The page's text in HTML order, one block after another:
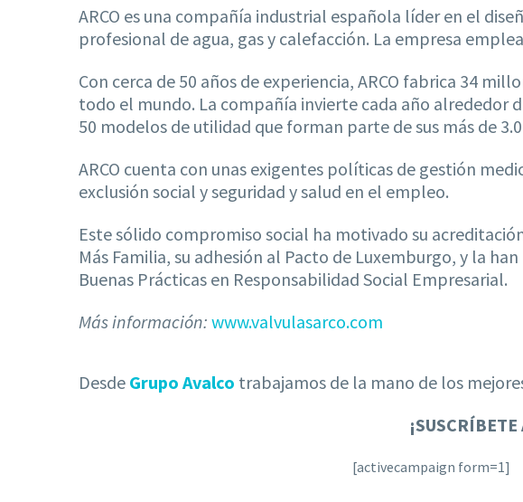
ARCO es una compañía industrial española líder en el
profesional de agua, gas y calefacción. La empresa
Con cerca de 50 años de experiencia, ARCO fabrica 34
todo el mundo. La compañía invierte cada año alrededor
50 modelos de utilidad que forman parte de sus más de
ARCO cuenta con unas exigentes políticas de gestión
exclusión social y seguridad y salud en el empleo.
Este sólido compromiso social ha motivado su
Más Familia, su adhesión al Pacto de Luxemburgo, y la
Buenas Prácticas en Responsabilidad Social Empresarial.
Más información: www.valvulasarco.com
Desde Grupo Avalco trabajamos de la mano de los
¡
[activecampaign form=1]